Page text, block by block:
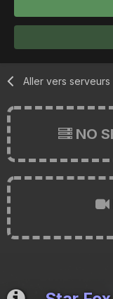
Aller vers serveurs
NO